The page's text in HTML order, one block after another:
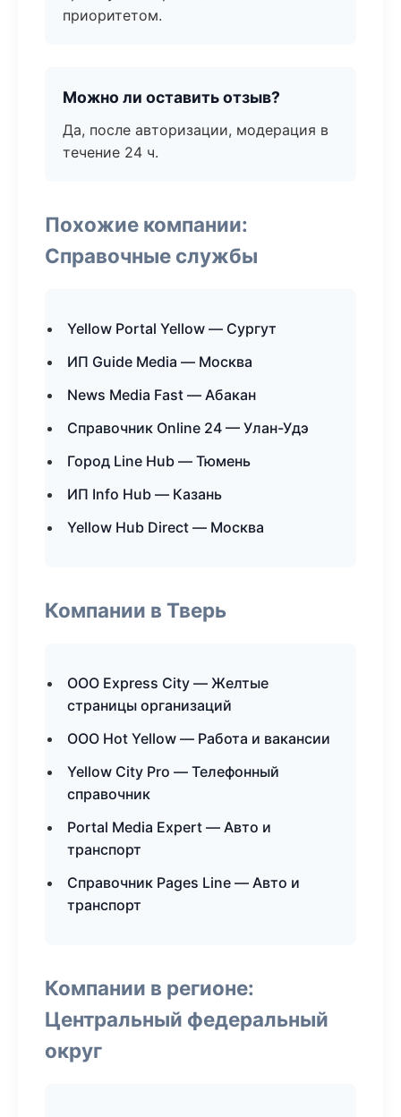
приоритетом.
Можно ли оставить отзыв?
Да, после авторизации, модерация в
течение 24 ч.
Похожие компании:
Справочные службы
Yellow Portal Yellow — Сургут
ИП Guide Media — Москва
News Media Fast — Абакан
Справочник Online 24 — Улан-Удэ
Город Line Hub — Тюмень
ИП Info Hub — Казань
Yellow Hub Direct — Москва
Компании в Тверь
ООО Express City — Желтые
страницы организаций
ООО Hot Yellow — Работа и вакансии
Yellow City Pro — Телефонный
справочник
Portal Media Expert — Авто и
транспорт
Справочник Pages Line — Авто и
транспорт
Компании в регионе:
Центральный федеральный
округ